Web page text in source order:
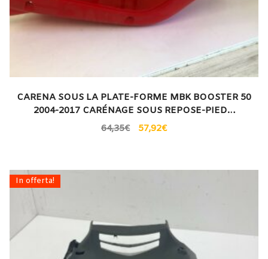
CARENA SOUS LA PLATE-FORME MBK BOOSTER 50
2004-2017 CARÉNAGE SOUS REPOSE-PIED…
64,35€ 57,92€
In offerta!